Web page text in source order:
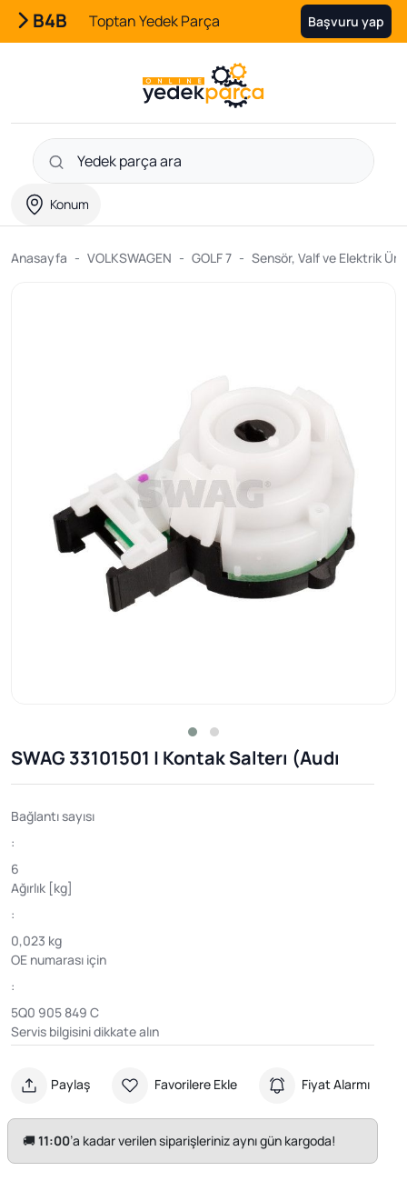
B4B Toptan Yedek Parça Başvuru yap
Konum
Anasayfa VOLKSWAGEN GOLF 7 Sensör, Valf ve Elektrik
SWAG 33101501 | Kontak Salterı (Audı
Bağlantı sayısı
:
6
Ağırlık [kg]
:
0,023 kg
OE numarası için
:
5Q0 905 849 C
Servis bilgisini dikkate alın
Paylaş Favorilere Ekle Fiyat Alarmı
🚚11:00’a kadar verilen siparişleriniz aynı gün kargoda!